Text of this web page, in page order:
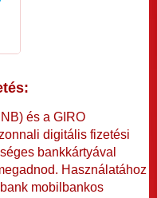
és a GIRO
digitális fizetési
bankkártyával
Használatához
mobilbankos